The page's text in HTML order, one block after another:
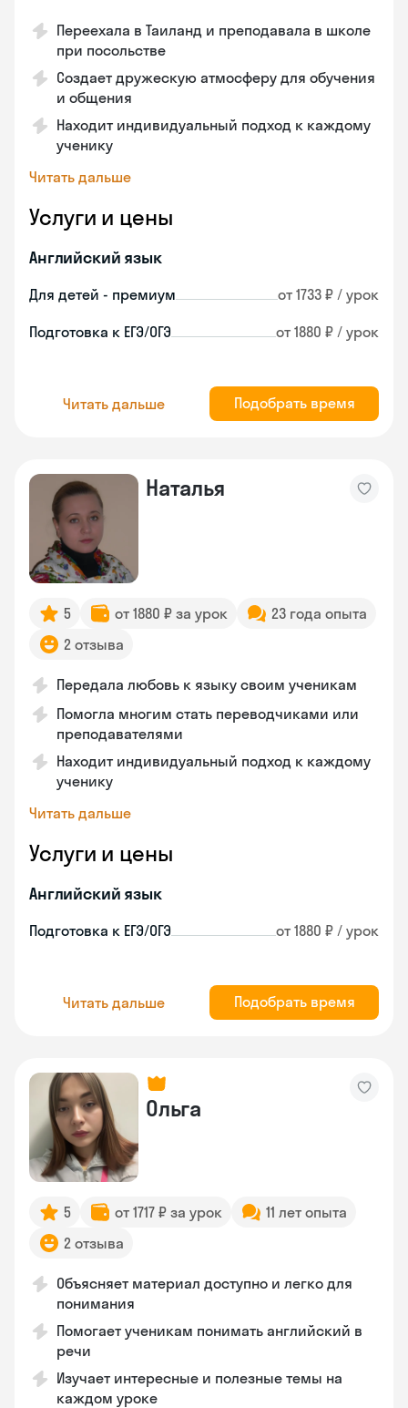
Переехала в Таиланд и преподавала в школе
при посольстве
Создает дружескую атмосферу для обучения
и общения
Находит индивидуальный подход к каждому
ученику
Читать дальше
Услуги и цены
Английский язык
Для детей - премиум от 1733 ₽ / урок
Подготовка к ЕГЭ/ОГЭ от 1880 ₽ / урок
Читать дальше Подобрать время
Наталья
5 от 1880 ₽ за урок
23 года опыта
2 отзыва
Передала любовь к языку своим ученикам
Помогла многим стать переводчиками или
преподавателями
Находит индивидуальный подход к каждому
ученику
Читать дальше
Услуги и цены
Английский язык
Подготовка к ЕГЭ/ОГЭ от 1880 ₽ / урок
Читать дальше Подобрать время
Ольга
5 от 1717 ₽ за урок
11 лет опыта
2 отзыва
Объясняет материал доступно и легко для
понимания
Помогает ученикам понимать английский в
речи
Изучает интересные и полезные темы на
каждом уроке